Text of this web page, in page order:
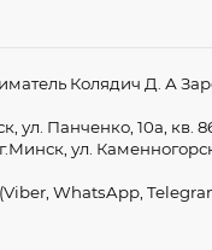
Колядич Д. А
ул. Панченко, 10а, кв.
г.Минск, ул.
WhatsApp,